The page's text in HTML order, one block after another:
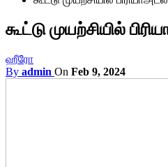
கூட்டு முயற்சியில்
ஹீரோ
By admin On Feb 9, 2024